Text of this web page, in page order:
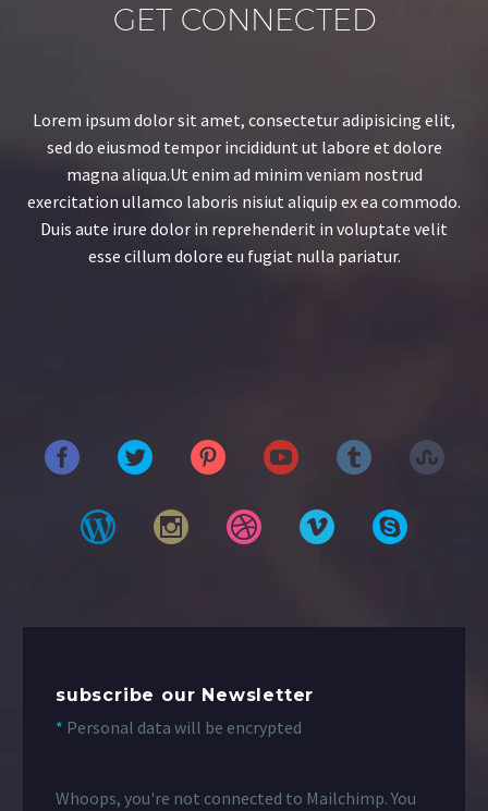
GET CONNECTED
Lorem ipsum dolor sit amet, consectetur adipisicing elit,
sed do eiusmod tempor incididunt ut labore et dolore
magna aliqua.Ut enim ad minim veniam nostrud
exercitation ullamco laboris nisiut aliquip ex ea commodo.
Duis aute irure dolor in reprehenderit in voluptate velit
esse cillum dolore eu fugiat nulla pariatur.
subscribe our Newsletter
* Personal data will be encrypted
Whoops, you're not connected to Mailchimp. You